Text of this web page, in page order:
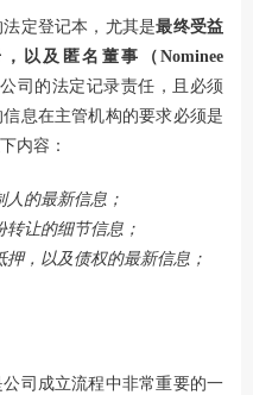
定登记本，尤其是最终受益
以及匿名董事（Nominee
司的法定记录责任，且必须
息在主管机构的要求必须是
内容：
的最新信息；
让的细节信息；
，以及债权的最新信息；
司成立流程中非常重要的一